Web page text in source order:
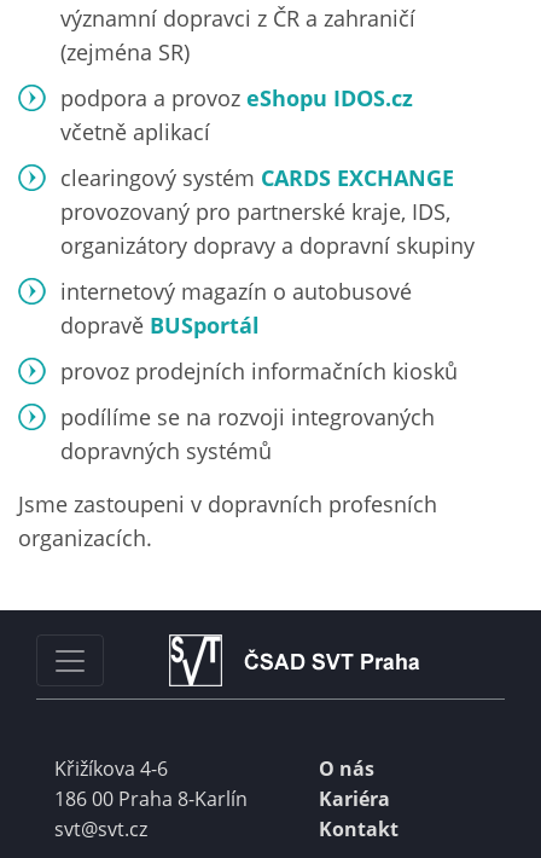
významní dopravci z ČR a zahraničí
(zejména SR)
podpora a provoz eShopu IDOS.cz
včetně aplikací
clearingový systém CARDS EXCHANGE
provozovaný pro partnerské kraje, IDS,
organizátory dopravy a dopravní skupiny
internetový magazín o autobusové
dopravě BUSportál
provoz prodejních informačních kiosků
podílíme se na rozvoji integrovaných
dopravných systémů
Jsme zastoupeni v dopravních profesních
organizacích.
Křižíkova 4-6
186 00 Praha 8-Karlín
svt@svt.cz
O nás
Kariéra
Kontakt